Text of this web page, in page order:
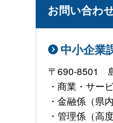
お問い合わ
中小企業
〒690-8501
・商業・サー
・金融係（県
・管理係（高